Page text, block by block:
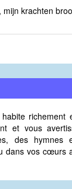
krachten
richement
et vous
des hymnes
dans vos cœurs